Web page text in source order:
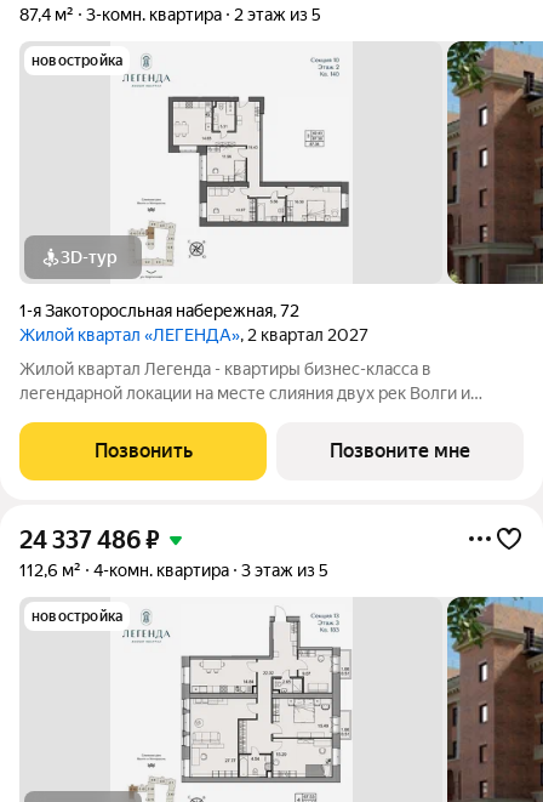
87,4 м² 3-комн. квартира 2 этаж из 5
новостройка
3D-тур
1-я Закоторосльная набережная,72
Жилой квартал «ЛЕГЕНДА», 2 квартал 2027
Жилой квартал Легенда - квартиры бизнес-класса в
легендарной локации на месте слияния двух рек Волги и
граничит с природным парком на
Позвонить Позвоните мне
24 337 486₽
112,6 м² 4-комн. квартира 3 этаж из 5
новостройка